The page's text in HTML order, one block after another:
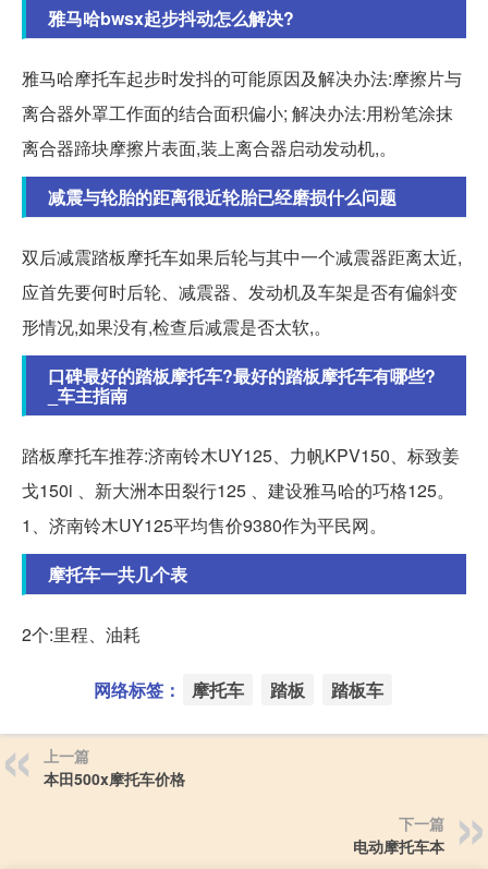
雅马哈bwsx起步抖动怎么解决?
雅马哈摩托车起步时发抖的可能原因及解决办法:摩擦片与
离合器外罩工作面的结合面积偏小; 解决办法:用粉笔涂抹
离合器蹄块摩擦片表面,装上离合器启动发动机,。
减震与轮胎的距离很近轮胎已经磨损什么问题
双后减震踏板摩托车如果后轮与其中一个减震器距离太近,
应首先要何时后轮、减震器、发动机及车架是否有偏斜变
形情况,如果没有,检查后减震是否太软,。
口碑最好的踏板摩托车?最好的踏板摩托车有哪些?
_车主指南
踏板摩托车推荐:济南铃木UY125、力帆KPV150、标致姜
戈150i 、新大洲本田裂行125 、建设雅马哈的巧格125。
1、济南铃木UY125平均售价9380作为平民网。
摩托车一共几个表
2个:里程、油耗
网络标签： 摩托车 踏板 踏板车
上一篇
本田500x摩托车价格
下一篇
电动摩托车本